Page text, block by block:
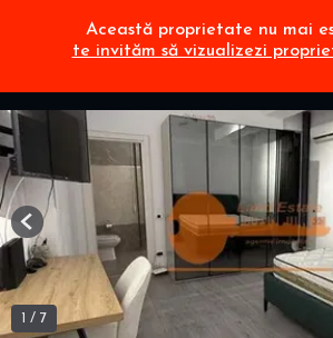
Această proprietate nu mai
te invităm să vizualizezi
/ 7
Previous